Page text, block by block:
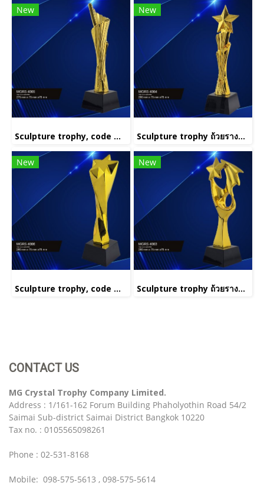
New
Sculpture trophy, code MGRS 4005
New
Sculpture trophy ถ้วยรางวัลประติมากรรม รหัส MGRS 4001(copy)(copy)(copy)
New
Sculpture trophy, code MGRS 4006
New
Sculpture trophy ถ้วยรางวัลประติมากรรม รหัส MGRS 4001(copy)(copy)
CONTACT US
MG Crystal Trophy Company Limited.
Address : 1/161-162 Forum Building Phaholyothin Road 54/2
Saimai Sub-district Saimai District Bangkok 10220
Tax no. : 0105565098261
Phone : 02-531-8168
Mobile: 098-575-5613 , 098-575-5614